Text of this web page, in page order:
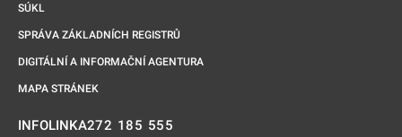
SÚKL
SPRÁVA ZÁKLADNÍCH REGISTRŮ
DIGITÁLNÍ A INFORMAČNÍ AGENTURA
MAPA STRÁNEK
INFOLINKA272 185 555